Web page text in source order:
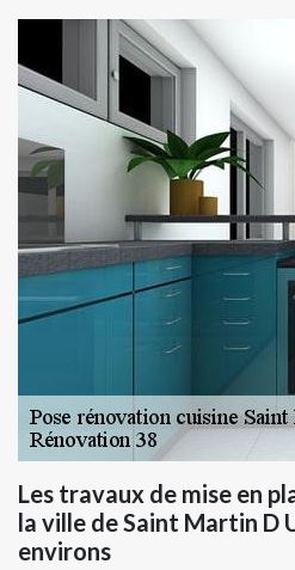
Les travaux de mise en
la ville de Saint Martin D
environs